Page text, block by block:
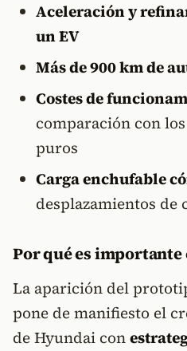
Aceleración y
un EV
Más de 900 km de
Costes de
comparación con
puros
Carga enchufable
desplazamientos de
Por qué es importante
La aparición del
pone de manifiesto el
de Hyundai con